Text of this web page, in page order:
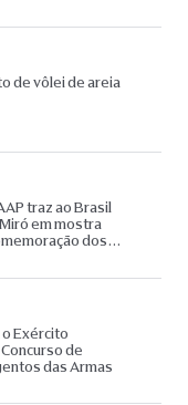
de vôlei de areia
traz ao Brasil
em mostra
dos
o Exército
de
das Armas